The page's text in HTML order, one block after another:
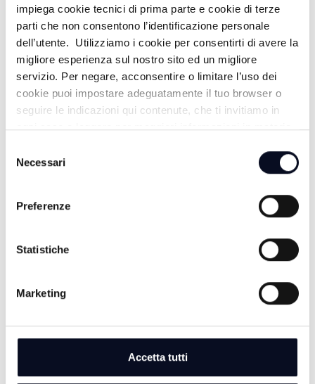
impiega cookie tecnici di prima parte e cookie di terze
parti che non consentono l’identificazione personale
dell’utente. Utilizziamo i cookie per consentirti di avere la
migliore esperienza sul nostro sito ed un migliore
servizio. Per negare, acconsentire o limitare l’uso dei
cookie puoi impostare adeguatamente il tuo browser o
seguire le indicazioni qui contenute, che ti invitiamo in
ogni caso a leggere per maggiori informazioni in materia
delNecessari
Preferenze
Statistiche
Marketing
Accetta tutti
DUETTO IN CUCINA - 24/04/2026
3 MESI FA
DUETTO IN CUCINA - 17/04/2026
3 MESI FA